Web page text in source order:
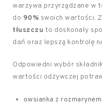
warzywa przyrządzane w
do 90% swoich wartości.
tłuszczu to doskonały
dań oraz lepszą kontrolę
Odpowiedni wybór
wartości odżywczej
owsianka z